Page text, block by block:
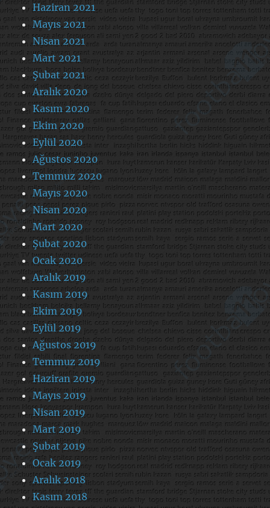
Haziran 2021
Mayıs 2021
Nisan 2021
Mart 2021
Şubat 2021
Aralık 2020
Kasım 2020
Ekim 2020
Eylül 2020
Ağustos 2020
Temmuz 2020
Mayıs 2020
Nisan 2020
Mart 2020
Şubat 2020
Ocak 2020
Aralık 2019
Kasım 2019
Ekim 2019
Eylül 2019
Ağustos 2019
Temmuz 2019
Haziran 2019
Mayıs 2019
Nisan 2019
Mart 2019
Şubat 2019
Ocak 2019
Aralık 2018
Kasım 2018